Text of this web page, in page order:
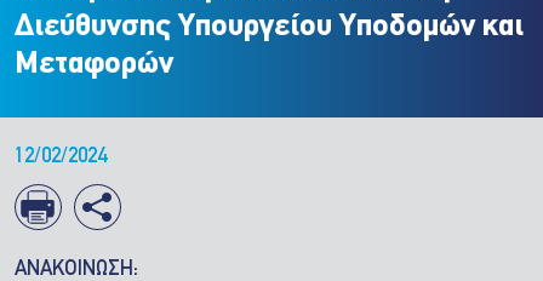
Διεύθυνσης Υπουργείου Υποδομών και
Μεταφορών
12/02/2024
ΑΝΑΚΟΙΝΩΣΗ: